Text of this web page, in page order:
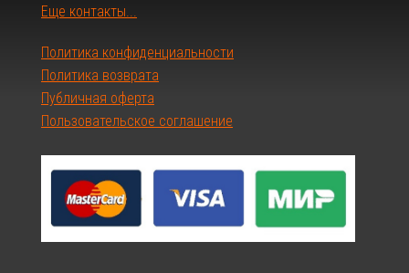
Еще контакты...
Политика конфиденциальности
Политика возврата
Публичная оферта
Пользовательское соглашение